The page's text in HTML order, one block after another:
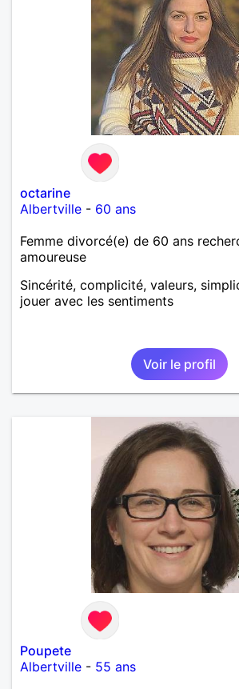
octarine
Albertville - 60 ans
Femme divorcé(e) de 60 ans
amoureuse
Sincérité, complicité, valeurs,
jouer avec les sentiments
Voir le profil
Poupete
Albertville - 55 ans